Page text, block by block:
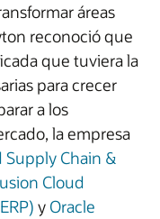
áreas
reconoció que
que tuviera la
para crecer
a los
la empresa
Supply Chain &
Cloud
y Oracle